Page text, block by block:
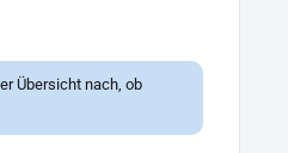
Übersicht nach, ob